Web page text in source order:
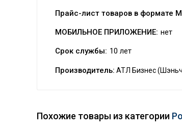
Прайс-лист товаров в формате
МОБИЛЬНОЕ ПРИЛОЖЕНИЕ: нет
Срок службы: 10 лет
Производитель: АТЛ Бизнес
Похожие товары из категории